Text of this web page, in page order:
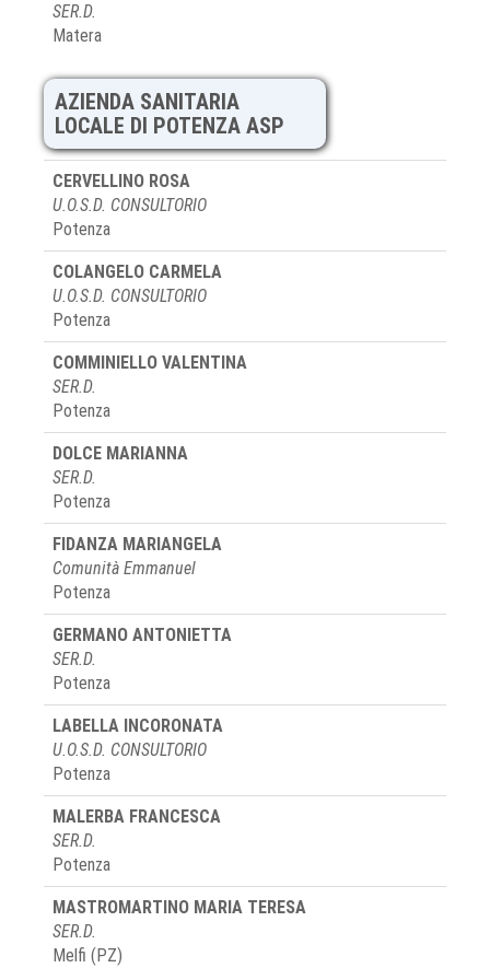
SER.D.
Matera
AZIENDA SANITARIA
LOCALE DI POTENZA ASP
CERVELLINO ROSA
U.O.S.D. CONSULTORIO
Potenza
COLANGELO CARMELA
U.O.S.D. CONSULTORIO
Potenza
COMMINIELLO VALENTINA
SER.D.
Potenza
DOLCE MARIANNA
SER.D.
Potenza
FIDANZA MARIANGELA
Comunità Emmanuel
Potenza
GERMANO ANTONIETTA
SER.D.
Potenza
LABELLA INCORONATA
U.O.S.D. CONSULTORIO
Potenza
MALERBA FRANCESCA
SER.D.
Potenza
MASTROMARTINO MARIA TERESA
SER.D.
Melfi (PZ)